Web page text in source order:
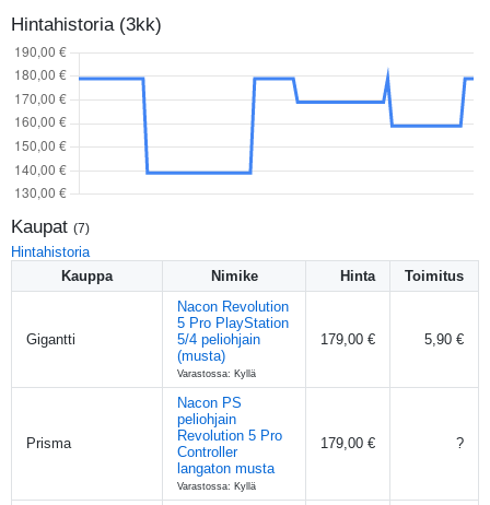
Hintahistoria (3kk)
Kaupat (7)
Hintahistoria
Kauppa
Nimike Hinta Toimitus
Gigantti
Nacon Revolution
5 Pro PlayStation
5/4 peliohjain
(musta)
Varastossa: Kyllä
179,00 € 5,90 €
Prisma
Nacon PS
peliohjain
Revolution 5 Pro
Controller
langaton musta
Varastossa: Kyllä
179,00 € ?